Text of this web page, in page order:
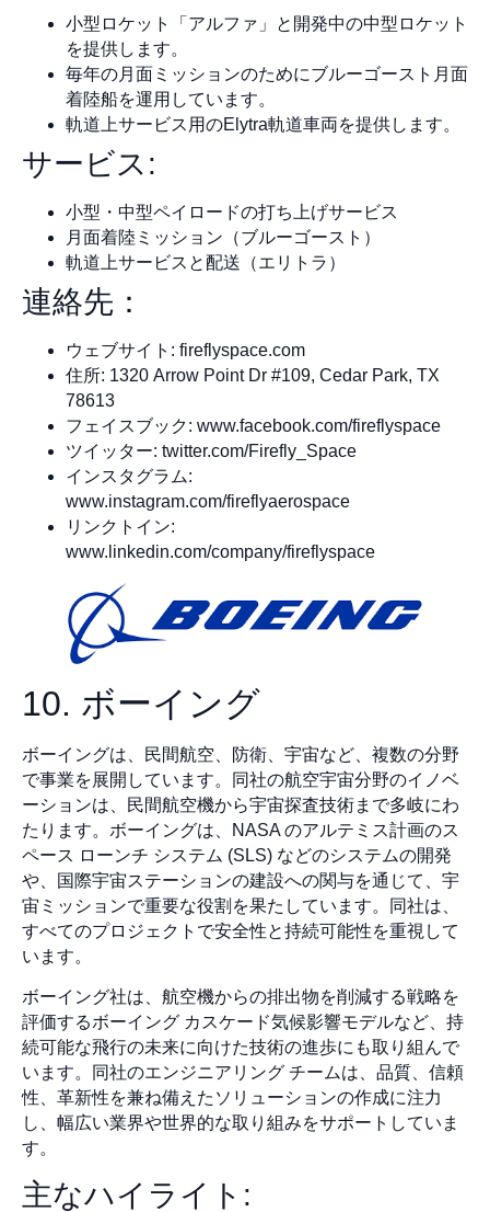
小型ロケット「アルファ」と開発中の中型ロケット
を提供します。
毎年の月面ミッションのためにブルーゴースト月面
着陸船を運用しています。
軌道上サービス用のElytra軌道車両を提供します。
サービス:
小型・中型ペイロードの打ち上げサービス
月面着陸ミッション（ブルーゴースト）
軌道上サービスと配送（エリトラ）
連絡先：
ウェブサイト: fireflyspace.com
住所: 1320 Arrow Point Dr #109, Cedar Park, TX
78613
フェイスブック: www.facebook.com/fireflyspace
ツイッター: twitter.com/Firefly_Space
インスタグラム:
www.instagram.com/fireflyaerospace
リンクトイン:
www.linkedin.com/company/fireflyspace
10. ボーイング
ボーイングは、民間航空、防衛、宇宙など、複数の分野
で事業を展開しています。同社の航空宇宙分野のイノベ
ーションは、民間航空機から宇宙探査技術まで多岐にわ
たります。ボーイングは、NASA のアルテミス計画のス
ペース ローンチ システム (SLS) などのシステムの開発
や、国際宇宙ステーションの建設への関与を通じて、宇
宙ミッションで重要な役割を果たしています。同社は、
すべてのプロジェクトで安全性と持続可能性を重視して
います。
ボーイング社は、航空機からの排出物を削減する戦略を
評価するボーイング カスケード気候影響モデルなど、持
続可能な飛行の未来に向けた技術の進歩にも取り組んで
います。同社のエンジニアリング チームは、品質、信頼
性、革新性を兼ね備えたソリューションの作成に注力
し、幅広い業界や世界的な取り組みをサポートしていま
す。
主なハイライト: